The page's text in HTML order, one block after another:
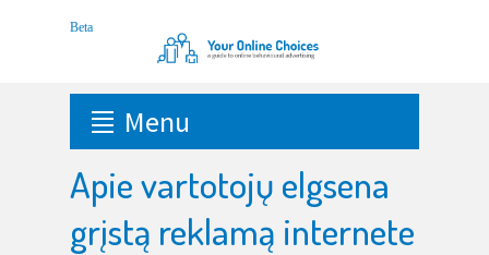
Menu
Apie vartotojų elgsena
grįstą reklamą internete